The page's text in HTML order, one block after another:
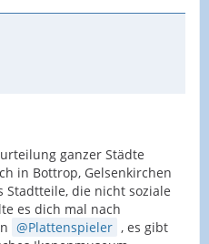
ganzer Städte
in Bottrop, Gelsenkirchen
Stadtteile, die nicht soziale
es dich mal nach
Plattenspieler , es gibt